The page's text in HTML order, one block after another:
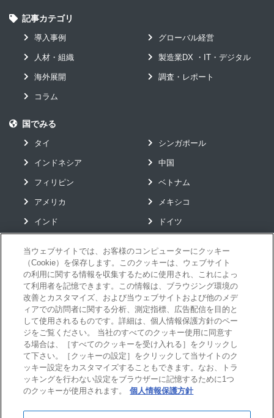
ASEAN イベント
海外拠点経営 製造業DX-IT-デジタル アンケート
システム導入 データ利活用 リードタイム短縮
工場のデジタル化
記事カテゴリ
導入事例 グローバル経営
人材・組織 製造業DX ・IT・デジタル
海外展開 調査・レポート
コラム
国でみる
タイ シンガポール
インドネシア 中国
フィリピン ベトナム
アメリカ メキシコ
インド ドイツ
グローバルソリューション
お役立ちコンテンツ
イベント
ニュース
お問い合わせ
メールマガジン購読
会社情報
当ウェブサイトでは、お客様のコンピューターにクッキー
（Cookie）を保存します。このクッキーは、ウェブサイト
の利用に関する情報を収集するために使用され、これによっ
て利用者を記憶できます。この情報は、ブラウジング環境の
改善とカスタマイズ、および当ウェブサイトおよび他のメデ
ィアでの訪問者に関する分析、測定指標、広告配信を目的と
して使用されるものです。詳細は、個人情報保護方針のペー
ジをご覧ください。 当社のすべてのクッキー使用に同意す
る場合は、［すべてのクッキーを受け入れる］をクリックし
て下さい。［クッキーの設定］をクリックして当サイトのク
ッキー設定をカスタマイズすることもできます。なお、トラ
ッキングを行わない設定をブラウザーに記憶するために1つ
のクッキーが使用されます。
個人情報保護方針